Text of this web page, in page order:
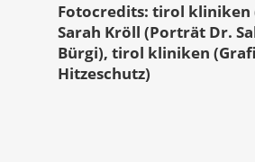
Fotocredits: tirol kliniken
Sarah Kröll (Porträt Dr.
Bürgi), tirol kliniken
Hitzeschutz)